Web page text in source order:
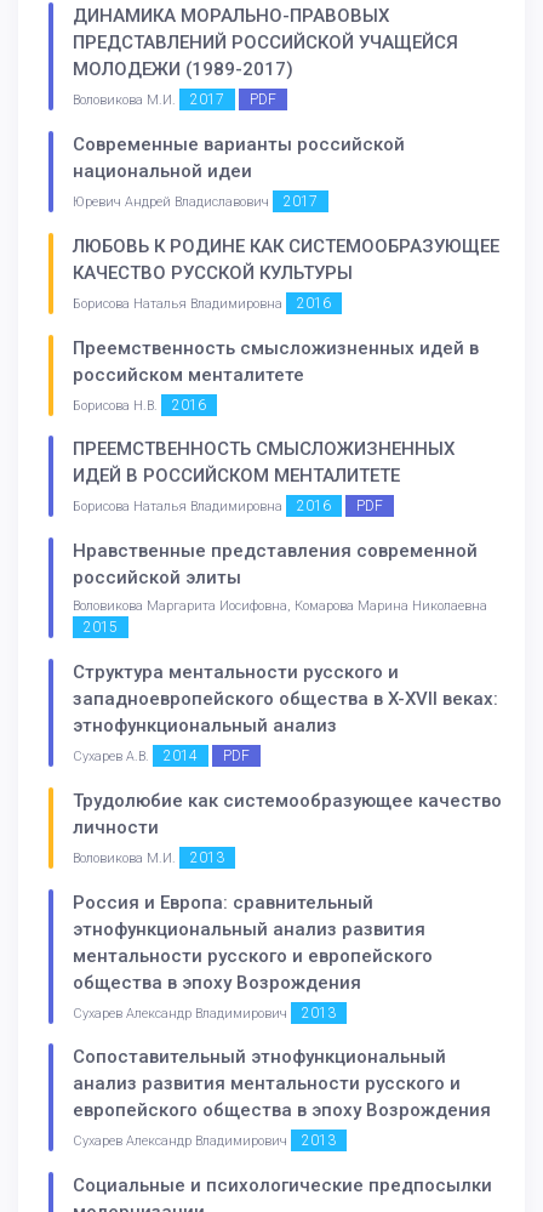
ДИНАМИКА МОРАЛЬНО-ПРАВОВЫХ
ПРЕДСТАВЛЕНИЙ РОССИЙСКОЙ УЧАЩЕЙСЯ
МОЛОДЕЖИ (1989-2017)
Воловикова М.И. 2017 PDF
Современные варианты российской
национальной идеи
Юревич Андрей Владиславович 2017
ЛЮБОВЬ К РОДИНЕ КАК СИСТЕМООБРАЗУЮЩЕЕ
КАЧЕСТВО РУССКОЙ КУЛЬТУРЫ
Борисова Наталья Владимировна 2016
Преемственность смысложизненных идей в
российском менталитете
Борисова Н.В. 2016
ПРЕЕМСТВЕННОСТЬ СМЫСЛОЖИЗНЕННЫХ
ИДЕЙ В РОССИЙСКОМ МЕНТАЛИТЕТЕ
Борисова Наталья Владимировна 2016 PDF
Нравственные представления современной
российской элиты
Воловикова Маргарита Иосифовна, Комарова Марина Николаевна
2015
Структура ментальности русского и
западноевропейского общества в X-XVII веках:
этнофункциональный анализ
Сухарев А.В. 2014 PDF
Трудолюбие как системообразующее качество
личности
Воловикова М.И. 2013
Россия и Европа: сравнительный
этнофункциональный анализ развития
ментальности русского и европейского
общества в эпоху Возрождения
Сухарев Александр Владимирович 2013
Сопоставительный этнофункциональный
анализ развития ментальности русского и
европейского общества в эпоху Возрождения
Сухарев Александр Владимирович 2013
Социальные и психологические предпосылки